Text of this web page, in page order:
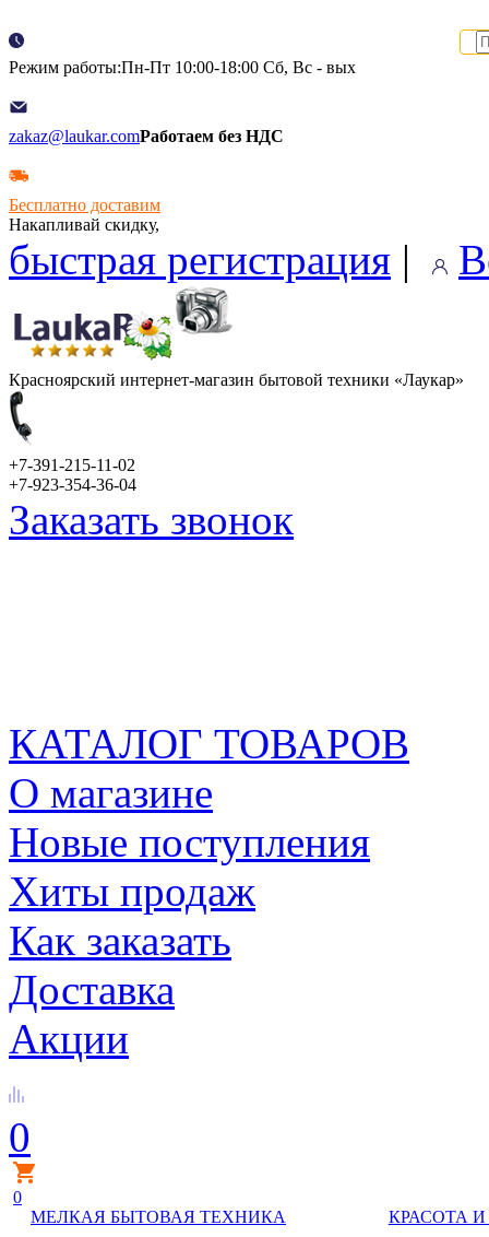
Режим работы:Пн-Пт 10:00-18:00 Сб, Вс - вых
zakaz@laukar.comРаботаем без НДС
Бесплатно доставим
Накапливай скидку,
быстрая регистрация |
Красноярский интернет-магазин бытовой техники «Лаукар»
+7-391-215-11-02
+7-923-354-36-04
Заказать звонок
КАТАЛОГ ТОВАРОВ
О магазине
Новые поступления
Хиты продаж
Как заказать
Доставка
Акции
0
0
МЕЛКАЯ БЫТОВАЯ ТЕХНИКА
КРАСОТА И